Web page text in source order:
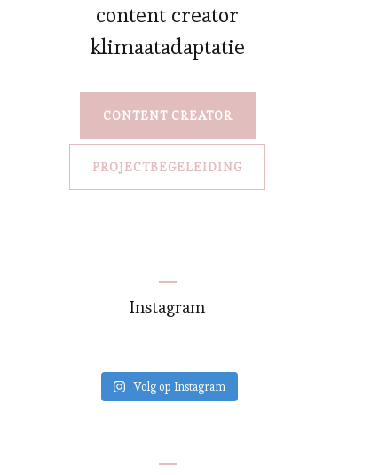
content creator
klimaatadaptatie
CONTENT CREATOR
PROJECTBEGELEIDING
Instagram
Volg op Instagram